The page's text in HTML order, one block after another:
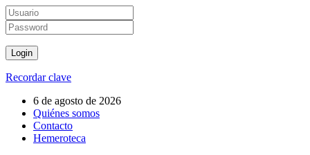
Recordar clave
6 de agosto de 2026
Quiénes somos
Contacto
Hemeroteca